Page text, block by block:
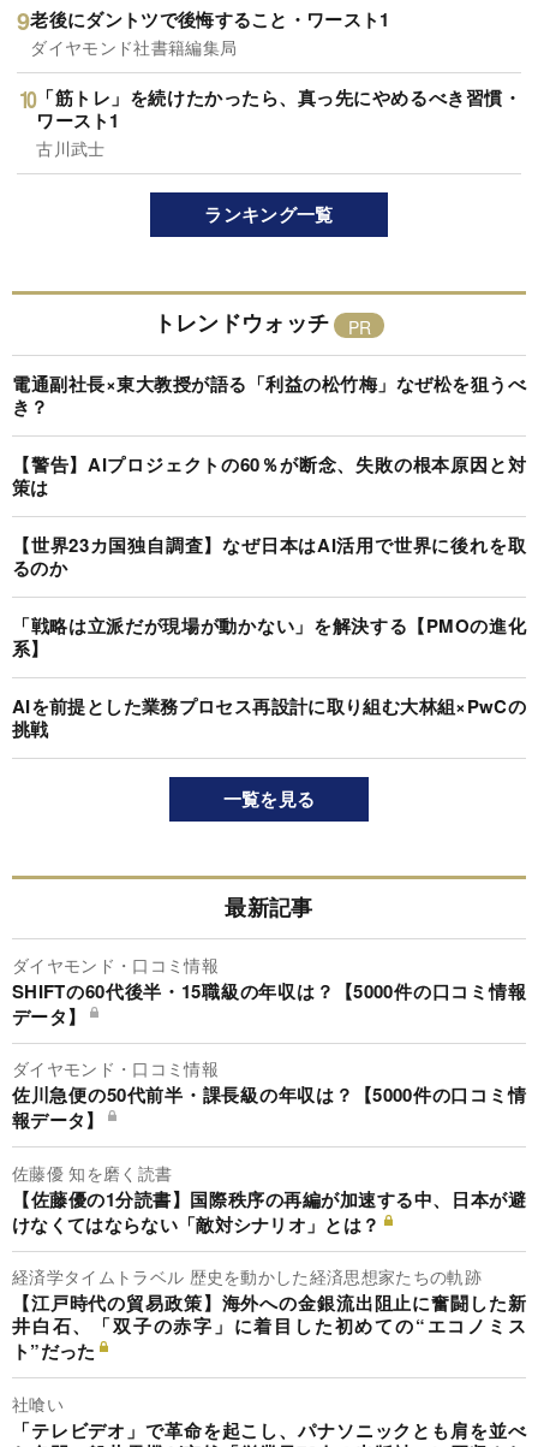
老後にダントツで後悔すること・ワースト1
ダイヤモンド社書籍編集局
「筋トレ」を続けたかったら、真っ先にやめるべき習慣・
ワースト1
古川武士
ランキング一覧
トレンドウォッチ
電通副社長×東大教授が語る「利益の松竹梅」なぜ松を狙うべ
き？
【警告】AIプロジェクトの60％が断念、失敗の根本原因と対
策は
【世界23カ国独自調査】なぜ日本はAI活用で世界に後れを取
るのか
「戦略は立派だが現場が動かない」を解決する【PMOの進化
系】
AIを前提とした業務プロセス再設計に取り組む大林組×PwCの
挑戦
一覧を見る
最新記事
ダイヤモンド・口コミ情報
SHIFTの60代後半・15職級の年収は？【5000件の口コミ情報
データ】
ダイヤモンド・口コミ情報
佐川急便の50代前半・課長級の年収は？【5000件の口コミ情
報データ】
佐藤優 知を磨く読書
【佐藤優の1分読書】国際秩序の再編が加速する中、日本が避
けなくてはならない「敵対シナリオ」とは？
経済学タイムトラベル 歴史を動かした経済思想家たちの軌跡
【江戸時代の貿易政策】海外への金銀流出阻止に奮闘した新
井白石、「双子の赤字」に着目した初めての“エコノミス
ト”だった
社喰い
「テレビデオ」で革命を起こし、パナソニックとも肩を並べ